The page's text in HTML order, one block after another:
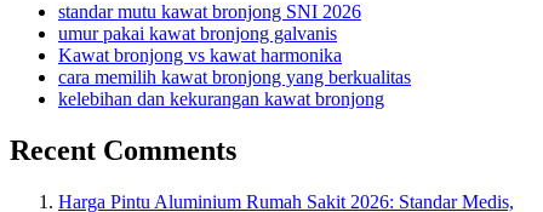
standar mutu kawat bronjong SNI 2026
umur pakai kawat bronjong galvanis
Kawat bronjong vs kawat harmonika
cara memilih kawat bronjong yang berkualitas
kelebihan dan kekurangan kawat bronjong
Recent Comments
Harga Pintu Aluminium Rumah Sakit 2026: Standar Medis,